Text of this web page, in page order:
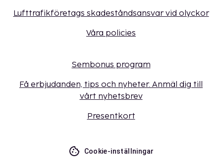
Lufttrafikföretags skadeståndsansvar vid olyckor
Våra policies
Sembonus program
Få erbjudanden, tips och nyheter. Anmäl dig till
vårt nyhetsbrev
Presentkort
Cookie-inställningar